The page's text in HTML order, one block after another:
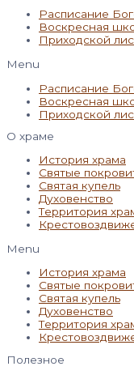
Расписание
Воскресная
Приходской
Menu
Расписание
Воскресная
Приходской
О храме
История храма
Святые
Святая купель
Духовенство
Территория
Menu
История храма
Святые
Святая купель
Духовенство
Территория
Полезное